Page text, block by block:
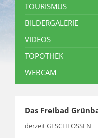
TOURISMUS
BILDERGALERIE
VIDEOS
TOPOTHEK
WEBCAM
Das Freibad
derzeit GESCHLOSSEN